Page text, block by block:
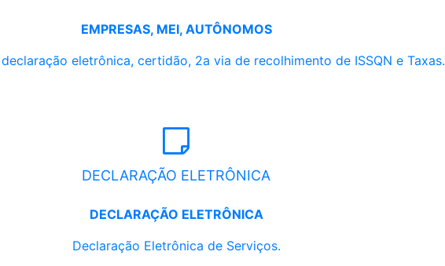
EMPRESAS, MEI, AUTÔNOMOS
eletrônica, certidão, 2a via de recolhimento de ISSQN e Taxas.
DECLARAÇÃO ELETRÔNICA
DECLARAÇÃO ELETRÔNICA
Declaração Eletrônica de Serviços.